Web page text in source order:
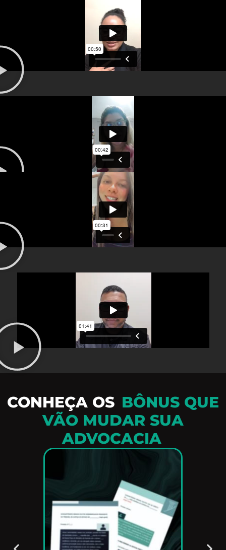
CONHEÇA OS BÔNUS QUE
VÃO MUDAR SUA
ADVOCACIA